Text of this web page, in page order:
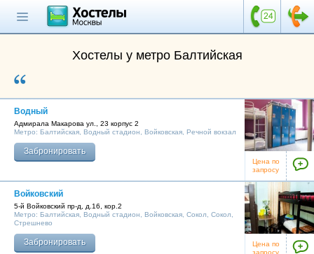
Хостелы у метро Балтийская
Водный
Адмирала Макарова ул., 23 корпус 2
Метро: Балтийская Водный стадион Войковская Речной вокзал
Забронировать
Цена по
запросу
Войковский
5-й Войковский пр-д, д.16, кор.2
Метро: Балтийская Водный стадион Войковская Сокол Сокол
Стрешнево
Забронировать
Цена по
Главная страница
Поиск хостела
Отзывы о
Каталог хостелов
Как оплатить
Контакты
Наши группы
в социальных сетях